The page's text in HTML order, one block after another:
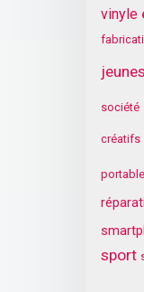
vinyle
jeunes
société
créatifs
portable
sport